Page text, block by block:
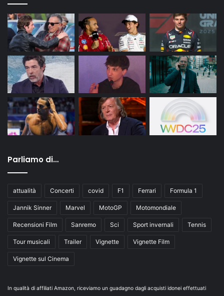
Parliamo di…
attualità Concerti covid F1 Ferrari Formula 1
Jannik Sinner Marvel MotoGP Motomondiale
Recensioni Film Sanremo Sci Sport invernali Tennis
Tour musicali Trailer Vignette Vignette Film
Vignette sul Cinema
In qualità di affiliati Amazon, riceviamo un guadagno dagli acquisti idonei effettuati